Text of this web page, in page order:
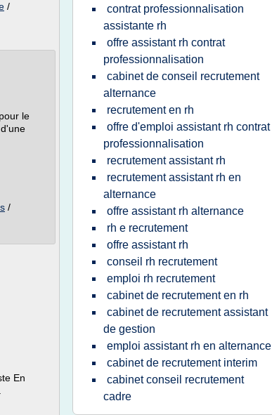
/
le
/
En
contrat professionnalisation
assistante rh
offre assistant rh contrat
professionnalisation
cabinet de conseil recrutement
alternance
recrutement en rh
offre d'emploi assistant rh contrat
professionnalisation
recrutement assistant rh
recrutement assistant rh en
alternance
offre assistant rh alternance
rh e recrutement
offre assistant rh
conseil rh recrutement
emploi rh recrutement
cabinet de recrutement en rh
cabinet de recrutement assistant
de gestion
emploi assistant rh en alternance
cabinet de recrutement interim
cabinet conseil recrutement
cadre